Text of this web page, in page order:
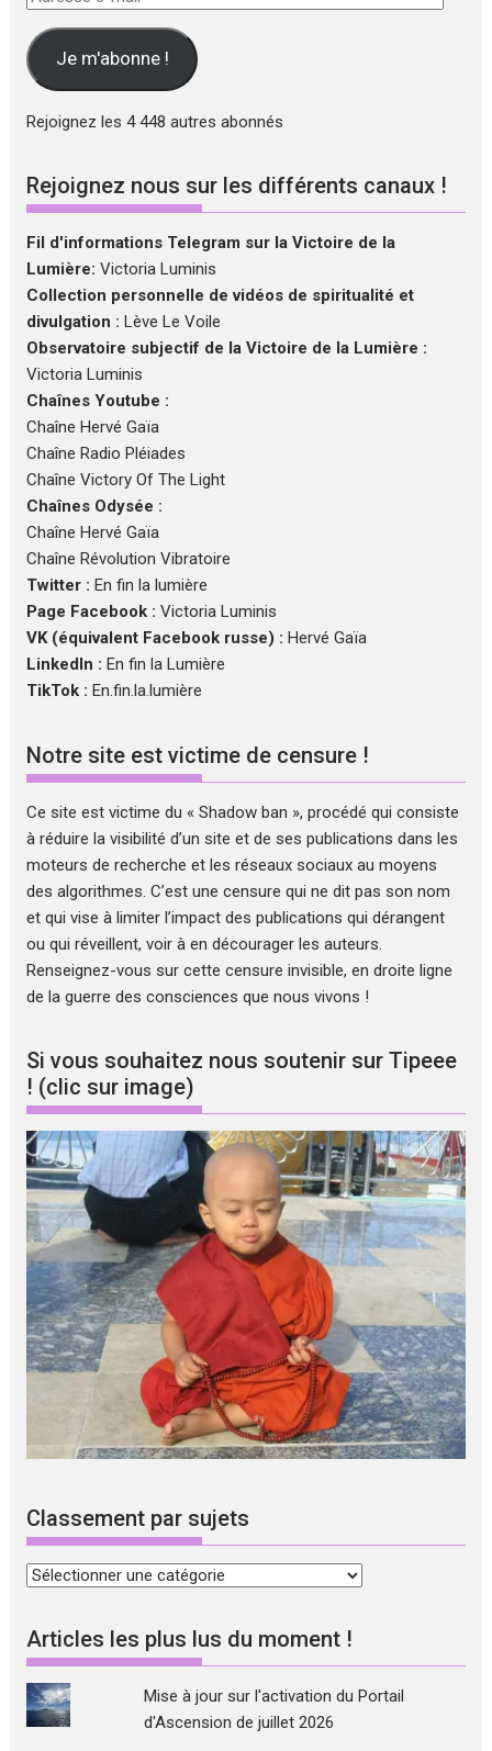
mail Je m'abonne !
Rejoignez les 4 448 autres abonnés
Rejoignez nous sur les différents canaux !
Fil d'informations Telegram sur la Victoire de la
Lumière: Victoria Luminis
Collection personnelle de vidéos de spiritualité et
divulgation : Lève Le Voile
Observatoire subjectif de la Victoire de la Lumière :
Victoria Luminis
Chaînes Youtube :
Chaîne Hervé Gaïa
Chaîne Radio Pléiades
Chaîne Victory Of The Light
Chaînes Odysée :
Chaîne Hervé Gaïa
Chaîne Révolution Vibratoire
Twitter : En fin la lumière
Page Facebook : Victoria Luminis
VK (équivalent Facebook russe) : Hervé Gaïa
LinkedIn : En fin la Lumière
TikTok : En.fin.la.lumière
Notre site est victime de censure !
Ce site est victime du « Shadow ban », procédé qui consiste
à réduire la visibilité d’un site et de ses publications dans les
moteurs de recherche et les réseaux sociaux au moyens
des algorithmes. C’est une censure qui ne dit pas son nom
et qui vise à limiter l’impact des publications qui dérangent
ou qui réveillent, voir à en décourager les auteurs.
Renseignez-vous sur cette censure invisible, en droite ligne
de la guerre des consciences que nous vivons !
Si vous souhaitez nous soutenir sur Tipeee
! (clic sur image)
Classement par sujets
Classement
sujets
Articles les plus lus du moment !
Mise à jour sur l'activation du Portail
d'Ascension de juillet 2026